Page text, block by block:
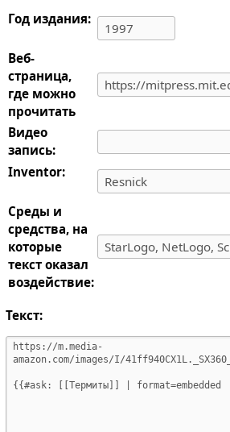
Год издания:
Веб-
страница,
где можно
прочитать
Видео
запись:
Inventor:
Среды и
средства, на
которые
текст оказал
воздействие:
Текст: